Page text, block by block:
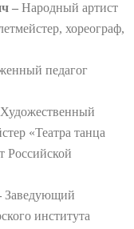
– Народный артист
хореограф,
педагог
Художественный
«Театра танца
Российской
Заведующий
института